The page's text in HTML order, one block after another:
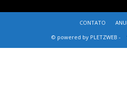
CONTATO
© powered by PLETZWEB -